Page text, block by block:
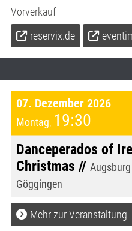
Vorverkauf
reservix.de
07. Dezember 2026
Montag, 19:30
Danceperados of
Christmas //
Göggingen
Mehr zur Veranstaltung